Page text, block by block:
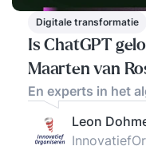
Digitale transformatie
Is ChatGPT
Maarten van
En experts in het
Leon